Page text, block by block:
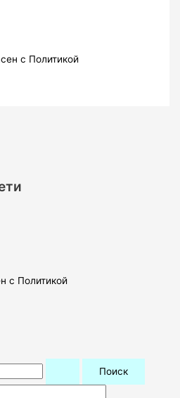
с Политикой
с Политикой